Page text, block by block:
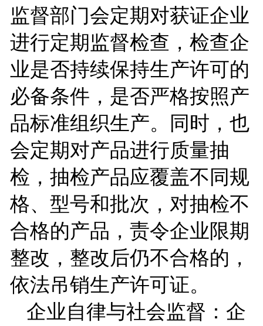
监督部门会定期对获证企业
进行定期监督检查，检查企
业是否持续保持生产许可的
必备条件，是否严格按照产
品标准组织生产。同时，也
会定期对产品进行质量抽
检，抽检产品应覆盖不同规
格、型号和批次，对抽检不
合格的产品，责令企业限期
整改，整改后仍不合格的，
依法吊销生产许可证。
企业自律与社会监督：企